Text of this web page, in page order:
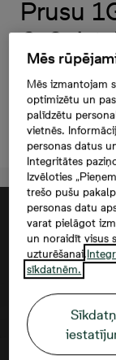
Prusu
€, 3 -
Platība
Mēs
Mēs izmantojam
optimizētu un
palīdzētu
vietnēs.
personas datus
Integritātes
Izvēloties
trešo pušu
personas datu
varat pielāgot
un noraidīt visus
uzturēšanai.
sīkdatnēm.